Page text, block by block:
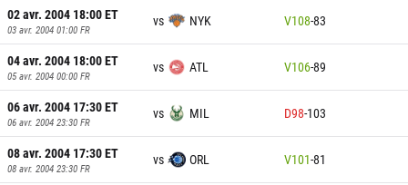
02 avr. 2004 18:00ET
03 avr. 2004 01:00 FR
vs NYK V108-83
04 avr. 2004 18:00ET
05 avr. 2004 00:00 FR
vs ATL V106-89
06 avr. 2004 17:30ET
06 avr. 2004 23:30 FR
vs MIL D98-103
08 avr. 2004 17:30ET
08 avr. 2004 23:30 FR
vs ORL V101-81